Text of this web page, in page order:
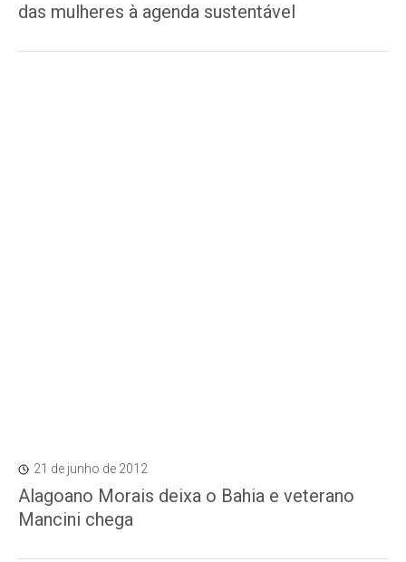
das mulheres à agenda sustentável
21 de junho de 2012
Alagoano Morais deixa o Bahia e veterano
Mancini chega